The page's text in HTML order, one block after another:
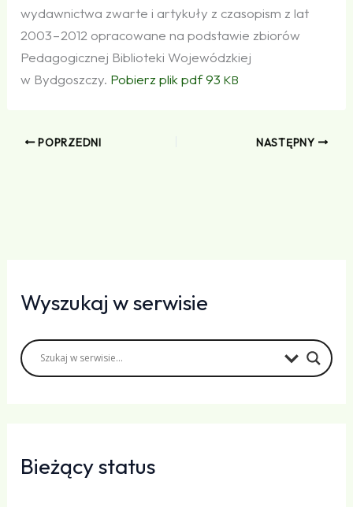
wydawnictwa zwarte i artykuły z czasopism z lat
2003 – 2012 opracowane na podstawie zbiorów
Pedagogicznej Biblioteki Wojewódzkiej
w Bydgoszczy. Pobierz plik pdf 93KB
POPRZEDNI NASTĘPNY
Wyszukaj w serwisie
Bieżący status